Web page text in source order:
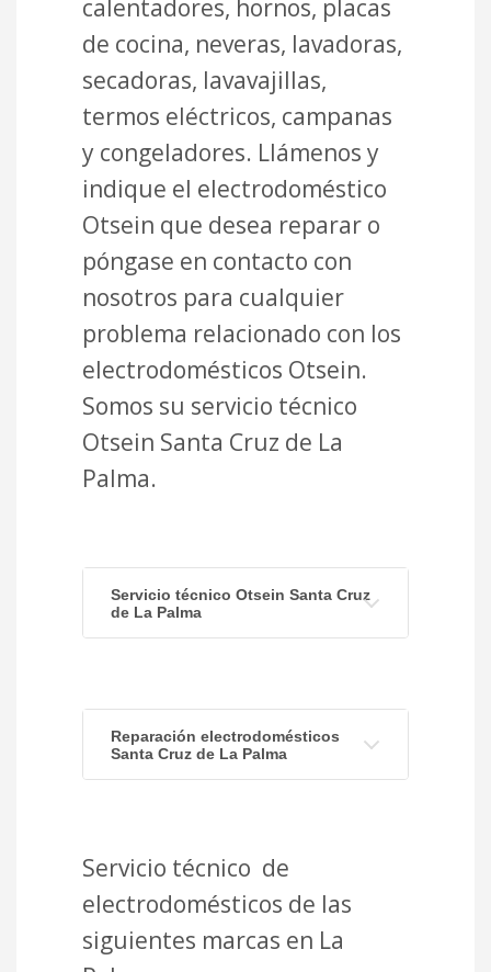
calentadores, hornos, placas
de cocina, neveras, lavadoras,
secadoras, lavavajillas,
termos eléctricos, campanas
y congeladores. Llámenos y
indique el electrodoméstico
Otsein que desea reparar o
póngase en contacto con
nosotros para cualquier
problema relacionado con los
electrodomésticos Otsein.
Somos su servicio técnico
Otsein Santa Cruz de La
Palma.
Servicio técnico Otsein Santa Cruz
de La Palma
Reparación electrodomésticos
Santa Cruz de La Palma
Servicio técnico de
electrodomésticos de las
siguientes marcas en La